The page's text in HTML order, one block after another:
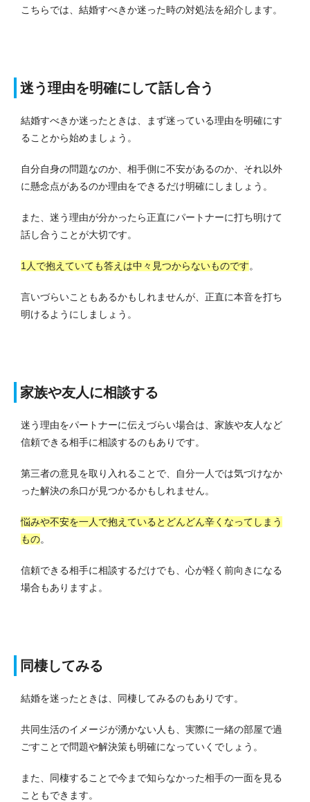
こちらでは、結婚すべきか迷った時の対処法を紹介します。
迷う理由を明確にして話し合う
結婚すべきか迷ったときは、まず迷っている理由を明確にす
ることから始めましょう。
自分自身の問題なのか、相手側に不安があるのか、それ以外
に懸念点があるのか理由をできるだけ明確にしましょう。
また、迷う理由が分かったら正直にパートナーに打ち明けて
話し合うことが大切です。
1人で抱えていても答えは中々見つからないものです。
言いづらいこともあるかもしれませんが、正直に本音を打ち
明けるようにしましょう。
家族や友人に相談する
迷う理由をパートナーに伝えづらい場合は、家族や友人など
信頼できる相手に相談するのもありです。
第三者の意見を取り入れることで、自分一人では気づけなか
った解決の糸口が見つかるかもしれません。
悩みや不安を一人で抱えているとどんどん辛くなってしまう
もの。
信頼できる相手に相談するだけでも、心が軽く前向きになる
場合もありますよ。
同棲してみる
結婚を迷ったときは、同棲してみるのもありです。
共同生活のイメージが湧かない人も、実際に一緒の部屋で過
ごすことで問題や解決策も明確になっていくでしょう。
また、同棲することで今まで知らなかった相手の一面を見る
こともできます。